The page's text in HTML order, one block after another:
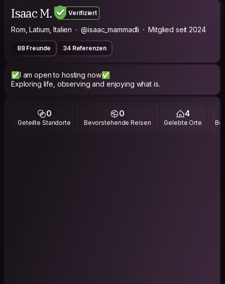
Isaac M. Verifiziert
Rom, Latium, Italien @isaac_mammadli Mitglied seit 2024
88 Freunde 34 Referenzen
✅️I am open to hosting now✅️
Exploring life, observing and enjoying what is.
0
Geteilte Standorte
0
Bevorstehende Reisen
4
Gelebte Orte